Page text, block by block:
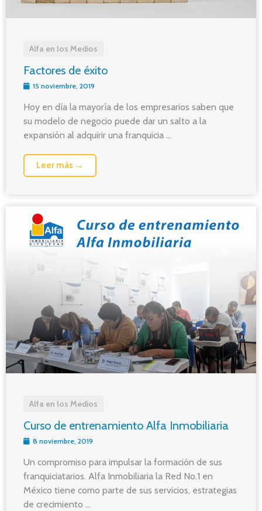
Alfa en los Medios
Factores de éxito
15 noviembre, 2019
Hoy en día la mayoría de los empresarios saben que
su modelo de negocio puede dar un salto a la
expansión al adquirir una franquicia ...
Leer más →
Alfa en los Medios
Curso de entrenamiento Alfa Inmobiliaria
8 noviembre, 2019
Un compromiso para impulsar la formación de sus
franquiciatarios. Alfa Inmobiliaria la Red No.1 en
México tiene como parte de sus servicios, estrategias
de crecimiento ...